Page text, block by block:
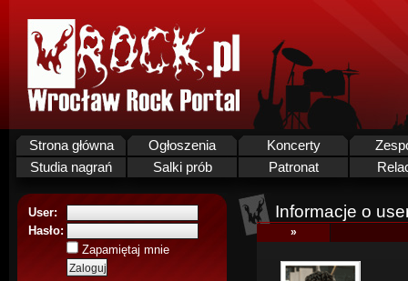
Strona główna Ogłoszenia Koncerty
Studia nagrań
Salki prób Patronat
User:
Hasło:
Zapamiętaj mnie
Informacje o
»